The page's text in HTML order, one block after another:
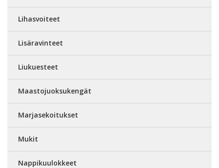
Lihasvoiteet
Lisäravinteet
Liukuesteet
Maastojuoksukengät
Marjasekoitukset
Mukit
Nappikuulokkeet